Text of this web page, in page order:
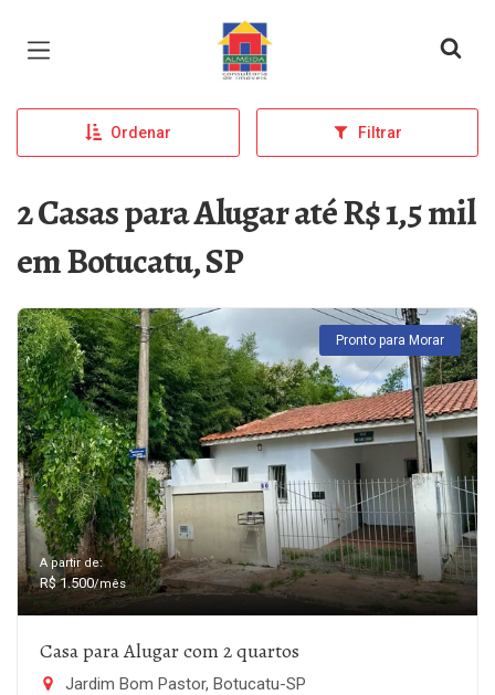
Página inicial
Ordenar Filtrar
2 Casas para Alugar até R$ 1,5 mil
em Botucatu, SP
Pronto para Morar
A partir de:
R$ 1.500/mês
Casa para Alugar com 2 quartos
Jardim Bom Pastor, Botucatu-SP